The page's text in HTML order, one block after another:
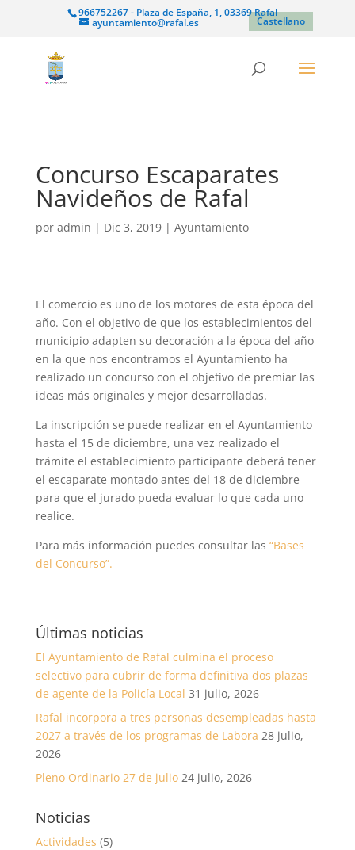
966752267 - Plaza de España, 1, 03369 Rafal
ayuntamiento@rafal.es Castellano
Concurso Escaparates
Navideños de Rafal
por admin | Dic 3, 2019| Ayuntamiento
El comercio es uno de los motores de esta época del
año. Con el objetivo de que los establecimientos del
municipio adapten su decoración a la época del año
en la que nos encontramos el Ayuntamiento ha
realizado un concurso con el objetivo de premiar las
ideas más originales y mejor desarrolladas.
La inscripción se puede realizar en el Ayuntamiento
hasta el 15 de diciembre, una vez realizado el
trámite el establecimiento participante deberá tener
el escaparate montado antes del 18 de diciembre
para que el jurado pueda evaluar lo que cada uno
realice.
Para más información puedes consultar las “Bases
del Concurso”.
Últimas noticias
El Ayuntamiento de Rafal culmina el proceso
selectivo para cubrir de forma definitiva dos plazas
de agente de la Policía Local 31 julio, 2026
Rafal incorpora a tres personas desempleadas hasta
2027 a través de los programas de Labora 28 julio,
2026
Pleno Ordinario 27 de julio 24 julio, 2026
Noticias
Actividades (5)